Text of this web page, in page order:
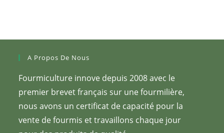
A Propos De Nous
Fourmiculture innove depuis 2008 avec le
premier brevet français sur une fourmilière,
nous avons un certificat de capacité pour la
vente de fourmis et travaillons chaque jour